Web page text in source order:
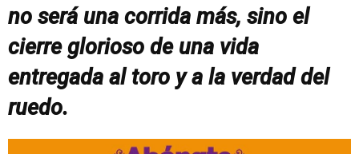
no será una corrida más, sino el
cierre glorioso de una vida
entregada al toro y a la verdad del
ruedo.